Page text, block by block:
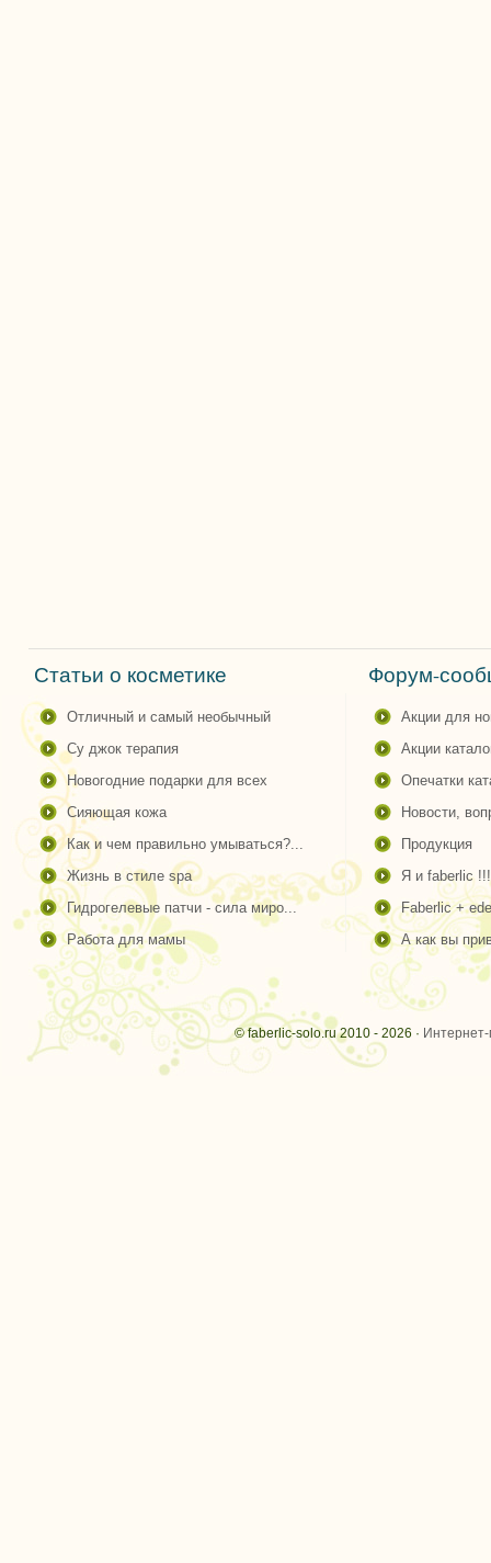
Статьи о косметике
отличный и самый необычный
су джок терапия
новогодние подарки для всех
сияющая кожа
как и чем правильно умываться?...
жизнь в стиле spa
гидрогелевые патчи - сила миро...
работа для мамы
Форум-
акции для
акции
опечатки
новости,
продукция
я и faberlic !!!
faberlic +
а как вы
© faberlic-solo.ru 2010 - 2026 ·